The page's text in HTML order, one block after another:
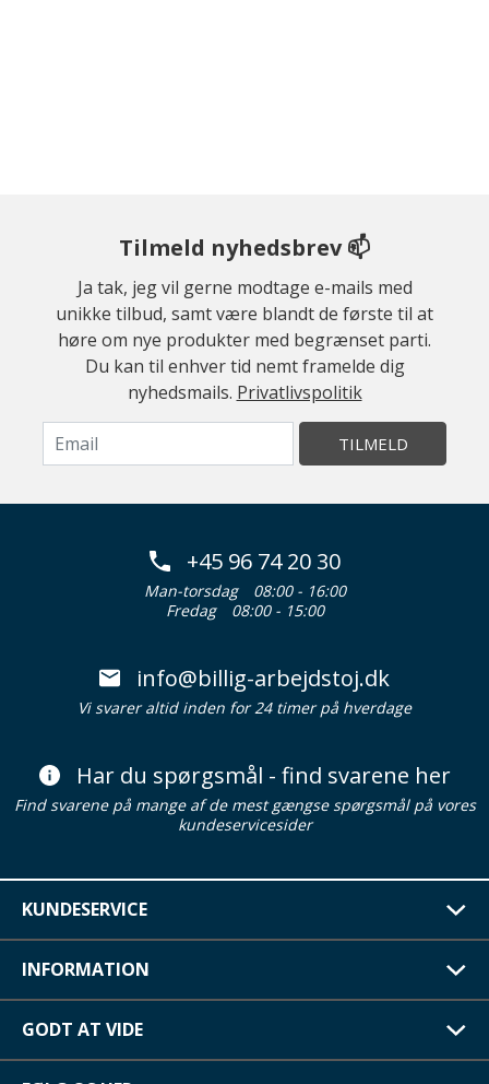
Tilmeld nyhedsbrev 📫
Ja tak, jeg vil gerne modtage e-mails med
unikke tilbud, samt være blandt de første til at
høre om nye produkter med begrænset parti.
Du kan til enhver tid nemt framelde dig
nyhedsmails. Privatlivspolitik
TILMELD
+45 96 74 20 30
Man-torsdag
08:00 - 16:00
Fredag
08:00 - 15:00
info@billig-arbejdstoj.dk
Vi svarer altid inden for 24 timer på hverdage
Har du spørgsmål - find svarene her
Find svarene på mange af de mest gængse spørgsmål på vores
kundeservicesider
KUNDESERVICE
INFORMATION
GODT AT VIDE